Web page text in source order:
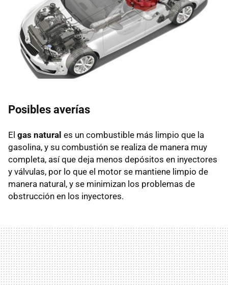
Posibles averías
El gas natural es un combustible más limpio que la
gasolina, y su combustión se realiza de manera muy
completa, así que deja menos depósitos en inyectores
y válvulas, por lo que el motor se mantiene limpio de
manera natural, y se minimizan los problemas de
obstrucción en los inyectores.